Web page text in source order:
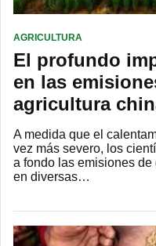
AGRICULTURA
El profundo
en las
agricultura
A medida que el
vez más severo, los
a fondo las emisiones
en diversas…